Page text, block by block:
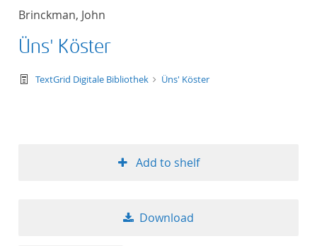
Brinckman, John
Üns' Köster
text/tg.work+xml
TextGrid Digitale Bibliothek Üns' Köster
Add to shelf
Download